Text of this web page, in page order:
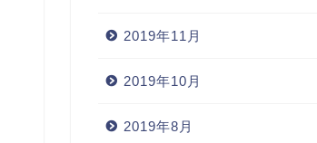
2019年11月
2019年10月
2019年8月